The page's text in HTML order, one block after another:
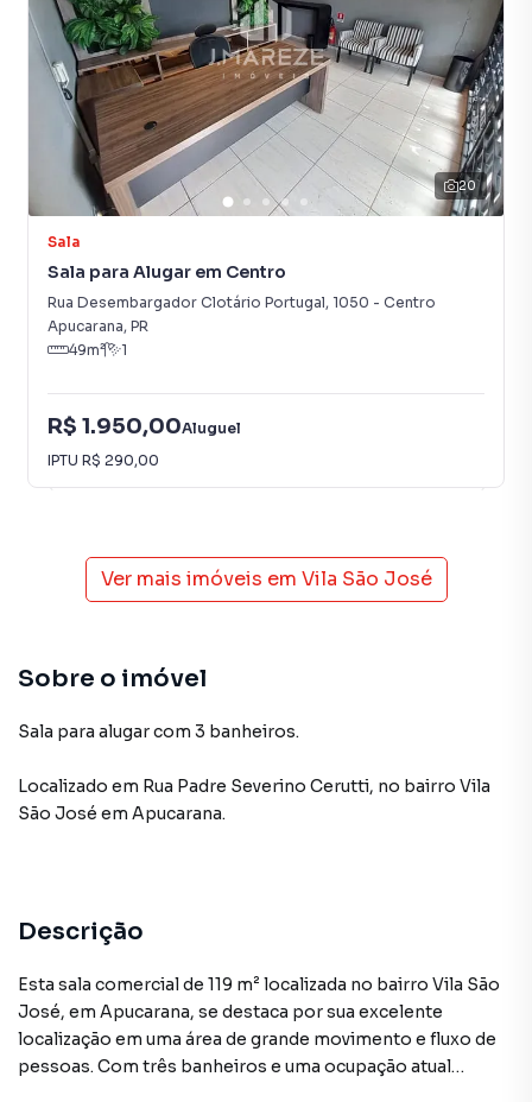
20
Sala
Sala para Alugar em Centro
Rua Desembargador Clotário Portugal, 1050 - Centro
Apucarana, PR
49m² 1
R$ 1.950,00Aluguel
IPTU R$ 290,00
Ver mais imóveis em Vila São José
Sobre o imóvel
Sala para alugar com 3 banheiros.
Localizado em Rua Padre Severino Cerutti, no bairro Vila
São José em Apucarana.
Descrição
Esta sala comercial de 119 m² localizada no bairro Vila São
José, em Apucarana, se destaca por sua excelente
localização em uma área de grande movimento e fluxo de
pessoas. Com três banheiros e uma ocupação atual